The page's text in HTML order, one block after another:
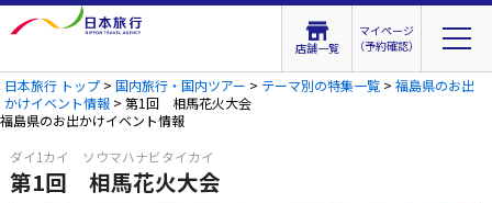
店舗一覧
マイページ
（予約確認）
日本旅行 トップ >国内旅行・国内ツアー > テーマ別の特集一覧 >福島県のお出
かけイベント情報 > 第1回 相馬花火大会
福島県のお出かけイベント情報
ダイ1カイ ソウマハナビタイカイ
第1回 相馬花火大会